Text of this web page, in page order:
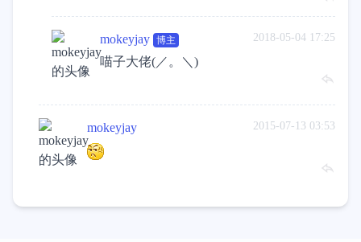
2018-05-04 17:25
mokeyjay 博主
喵子大佬(／。＼)
2015-07-13 03:53
mokeyjay